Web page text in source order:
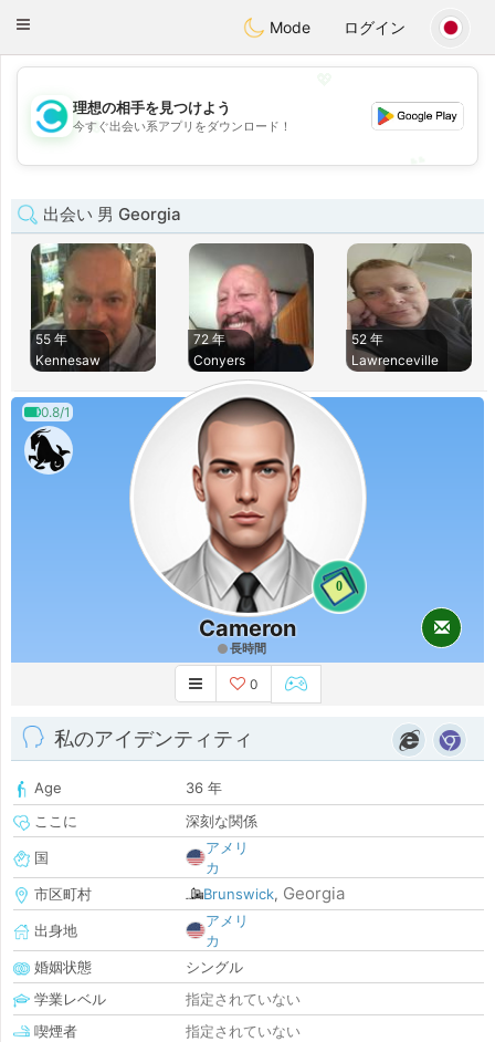
olombiaCitas
Toggle
Mode ログイン
💖
💕
理想の相手を見つけよう
今すぐ出会い系アプリをダウンロード！
出会い 男 Georgia
55 年
Kennesaw
72 年
Conyers
52 年
Lawrenceville
0.8/1
0
Cameron
長時間
0
私のアイデンティティ
Age
36 年
ここに
深刻な関係
国
アメリ
カ
市区町村
Brunswick, Georgia
出身地
アメリ
カ
婚姻状態
シングル
学業レベル
指定されていない
喫煙者
指定されていない